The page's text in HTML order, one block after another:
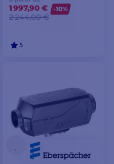
1 997,90 €
2 244,00 €
-10%
5